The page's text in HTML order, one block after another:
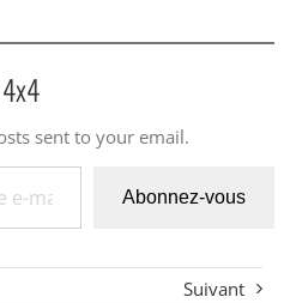
sent to your email.
Abonnez-vous
Suivant